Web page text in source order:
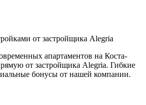
от застройщика Alegria
апартаментов на Коста-
от застройщика Alegria. Гибкие
бонусы от нашей компании.